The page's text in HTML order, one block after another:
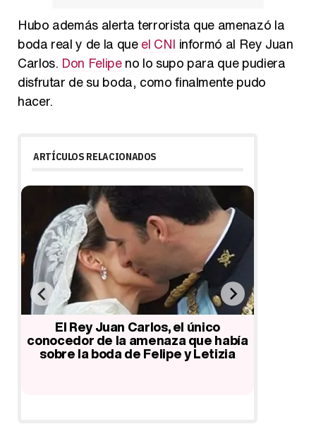
Hubo además alerta terrorista que amenazó la
boda real y de la queel CNI informó al Rey Juan
Carlos. Don Felipeno lo supo para que pudiera
disfrutar de su boda, como finalmente pudo
hacer.
ARTÍCULOS RELACIONADOS
El amor de los Reyes Felipe y
Letizia: un matrimonio con altibajos